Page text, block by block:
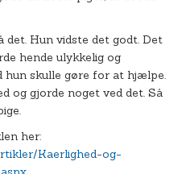
Hun vidste det godt. Det
hende ulykkelig og
hun skulle gøre for at hjælpe.
og gjorde noget ved det. Så
her:
Kaerlighed-og-